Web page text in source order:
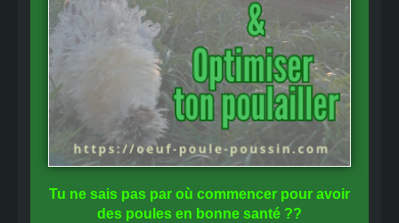
Tu ne sais pas par où commencer pour avoir
des poules en bonne santé ??